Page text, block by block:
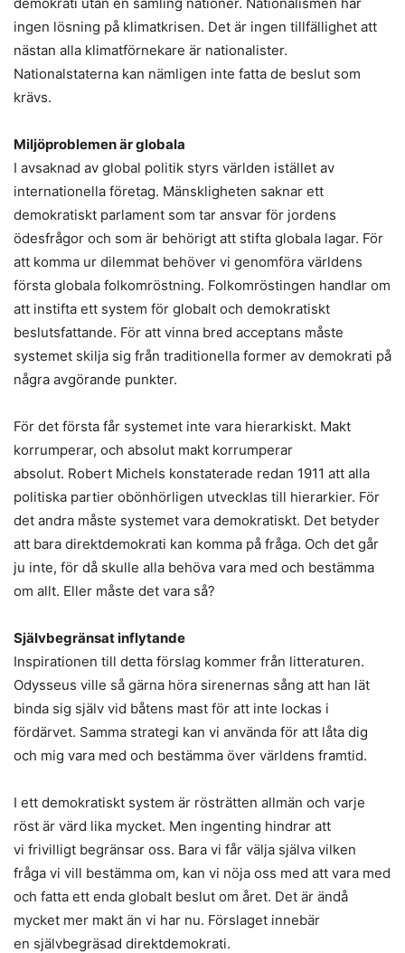
ingen lösning på klimatkrisen. Det är ingen tillfällighet att
nästan alla klimatförnekare är nationalister.
Nationalstaterna kan nämligen inte fatta de beslut som
krävs.
Miljöproblemen är globala
I avsaknad av global politik styrs världen istället av
internationella företag. Mänskligheten saknar ett
demokratiskt parlament som tar ansvar för jordens
ödesfrågor och som är behörigt att stifta globala lagar. För
att komma ur dilemmat behöver vi genomföra världens
första globala folkomröstning. Folkomröstingen handlar om
att instifta ett system för globalt och demokratiskt
beslutsfattande. För att vinna bred acceptans måste
systemet skilja sig från traditionella former av demokrati på
några avgörande punkter.
För det första får systemet inte vara hierarkiskt. Makt
korrumperar, och absolut makt korrumperar
absolut. Robert Michels konstaterade redan 1911 att alla
politiska partier obönhörligen utvecklas till hierarkier. För
det andra måste systemet vara demokratiskt. Det betyder
att bara direktdemokrati kan komma på fråga. Och det går
ju inte, för då skulle alla behöva vara med och bestämma
om allt. Eller måste det vara så?
Självbegränsat inflytande
Inspirationen till detta förslag kommer från litteraturen.
Odysseus ville så gärna höra sirenernas sång att han lät
binda sig själv vid båtens mast för att inte lockas i
fördärvet. Samma strategi kan vi använda för att låta dig
och mig vara med och bestämma över världens framtid.
I ett demokratiskt system är rösträtten allmän och varje
röst är värd lika mycket. Men ingenting hindrar att
vi frivilligt begränsar oss. Bara vi får välja själva vilken
fråga vi vill bestämma om, kan vi nöja oss med att vara med
och fatta ett enda globalt beslut om året. Det är ändå
mycket mer makt än vi har nu. Förslaget innebär
en självbegräsad direktdemokrati.